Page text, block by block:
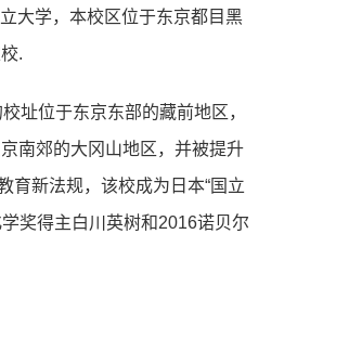
⼤学，本校区位于东京都⽬⿊
.
址位于东京东部的藏前地区，
南郊的⼤冈⼭地区，并被提升
育新法规，该校成为⽇本“国⽴
奖得主⽩川英树和2016诺⻉尔